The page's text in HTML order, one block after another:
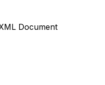
Document